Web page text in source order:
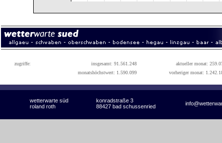
zugriffe: insgesamt: 91.561.248
aktueller monat:
monatshöchstwert: 1.590.099
vorheriger monat:
wetterwarte süd konradstraße 3
roland roth 88427 bad schussenried